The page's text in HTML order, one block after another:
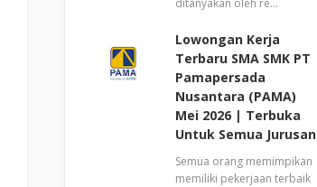
ditanyakan oleh re…
Lowongan Kerja
Terbaru SMA SMK PT
Pamapersada
Nusantara (PAMA)
Mei 2026 | Terbuka
Untuk Semua Jurusan
Semua orang memimpikan
memiliki pekerjaan terbaik